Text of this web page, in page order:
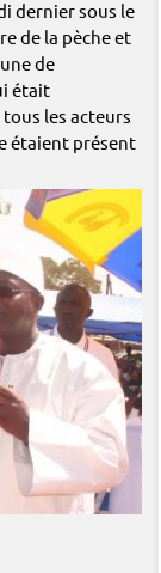
dernier sous le
de la pèche et
de
était
les acteurs
étaient présent